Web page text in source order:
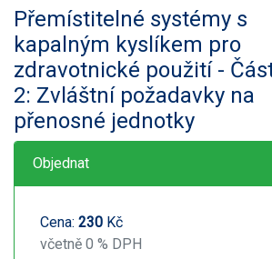
Přemístitelné systémy s
kapalným kyslíkem pro
zdravotnické použití -
2: Zvláštní požadavky na
přenosné jednotky
Objednat
Cena: 230 Kč
včetně 0 % DPH